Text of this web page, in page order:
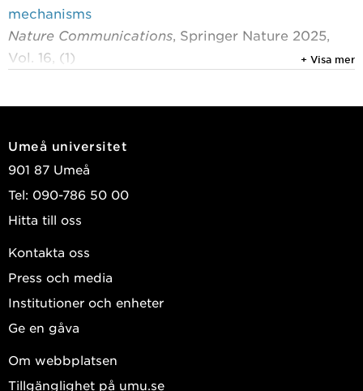
mechanisms
Nature Communications , Springer Nature 2025,
Vol. 16, (1)
In vivo proteolytic profiling of the type I and type
II metacaspases in Chlamydomonas reinhardtii
exposed to salt stress
Physiologia Plantarum
Vol. 176, (3)
Corredor, Luisa; et al.
Visa publikationer i DiVA
+ Visa mer
Umeå universitet
901 87 Umeå
Tel: 090-786 50 00
Hitta till oss
Kontakta oss
Press och media
Institutioner och enheter
Ge en gåva
Om webbplatsen
Tillgänglighet på umu.se